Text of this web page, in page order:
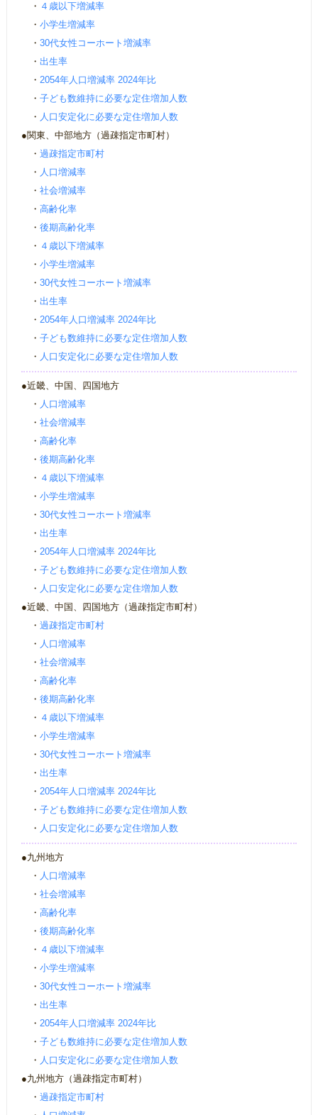
・ ４歳以下増減率
・ 小学生増減率
・ 30代女性コーホート増減率
・ 出生率
・ 2054年人口増減率 2024年比
・ 子ども数維持に必要な定住増加人数
・ 人口安定化に必要な定住増加人数
●関東、中部地方（過疎指定市町村）
・ 過疎指定市町村
・ 人口増減率
・ 社会増減率
・ 高齢化率
・ 後期高齢化率
・ ４歳以下増減率
・ 小学生増減率
・ 30代女性コーホート増減率
・ 出生率
・ 2054年人口増減率 2024年比
・ 子ども数維持に必要な定住増加人数
・ 人口安定化に必要な定住増加人数
●近畿、中国、四国地方
・ 人口増減率
・ 社会増減率
・ 高齢化率
・ 後期高齢化率
・ ４歳以下増減率
・ 小学生増減率
・ 30代女性コーホート増減率
・ 出生率
・ 2054年人口増減率 2024年比
・ 子ども数維持に必要な定住増加人数
・ 人口安定化に必要な定住増加人数
●近畿、中国、四国地方（過疎指定市町村）
・ 過疎指定市町村
・ 人口増減率
・ 社会増減率
・ 高齢化率
・ 後期高齢化率
・ ４歳以下増減率
・ 小学生増減率
・ 30代女性コーホート増減率
・ 出生率
・ 2054年人口増減率 2024年比
・ 子ども数維持に必要な定住増加人数
・ 人口安定化に必要な定住増加人数
●九州地方
・ 人口増減率
・ 社会増減率
・ 高齢化率
・ 後期高齢化率
・ ４歳以下増減率
・ 小学生増減率
・ 30代女性コーホート増減率
・ 出生率
・ 2054年人口増減率 2024年比
・ 子ども数維持に必要な定住増加人数
・ 人口安定化に必要な定住増加人数
●九州地方（過疎指定市町村）
・ 過疎指定市町村